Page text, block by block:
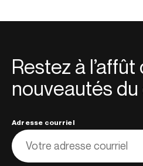
Restez à l’affût
nouveautés
Adresse courriel